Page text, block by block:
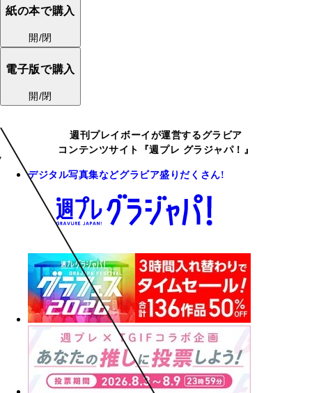
紙の本で購入
開/閉
電子版で購入
開/閉
週刊プレイボーイが運営するグラビア
コンテンツサイト『週プレ グラジャパ！』
デジタル写真集などグラビア盛りだくさん!